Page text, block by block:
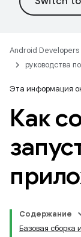
Android Developers
руководства
Эта информация
Как
Содержание
Базовая сборка